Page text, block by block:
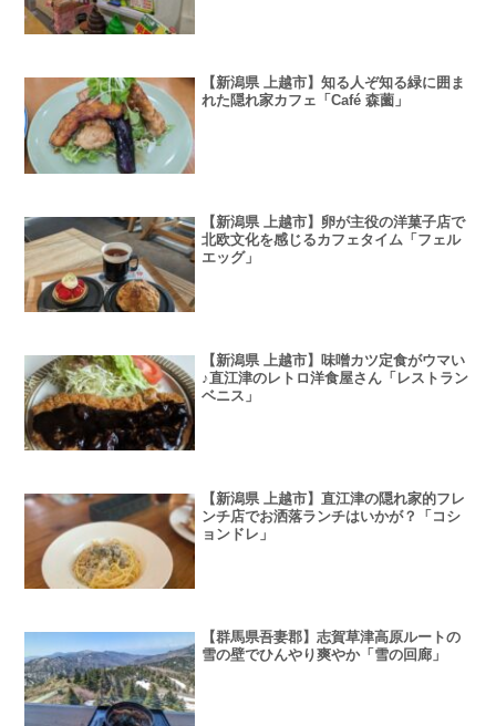
【新潟県 上越市】知る人ぞ知る緑に囲ま
れた隠れ家カフェ「Café 森薗」
【新潟県 上越市】卵が主役の洋菓子店で
北欧文化を感じるカフェタイム「フェル
エッグ」
【新潟県 上越市】味噌カツ定食がウマい
♪直江津のレトロ洋食屋さん「レストラン
ベニス」
【新潟県 上越市】直江津の隠れ家的フレ
ンチ店でお洒落ランチはいかが？「コシ
ョンドレ」
【群馬県吾妻郡】志賀草津高原ルートの
雪の壁でひんやり爽やか「雪の回廊」